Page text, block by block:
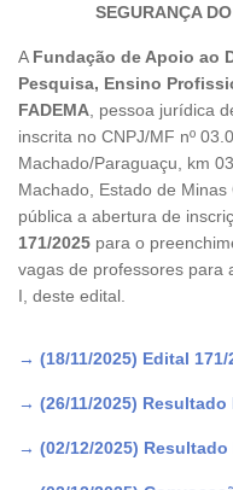
SEGURANÇA
A Fundação de Apoio ao
Pesquisa, Ensino
FADEMA, pessoa jurídica
inscrita no CNPJ/MF nº
Machado/Paraguaçu, km
Machado, Estado de
pública a abertura de
171/2025 para o
vagas de professores para
I, deste edital.
→ (18/11/2025) Edital 171/
→ (26/11/2025) Resultado
→ (02/12/2025) Resultado